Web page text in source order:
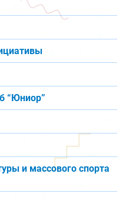
“Юниор”
и массового спорта